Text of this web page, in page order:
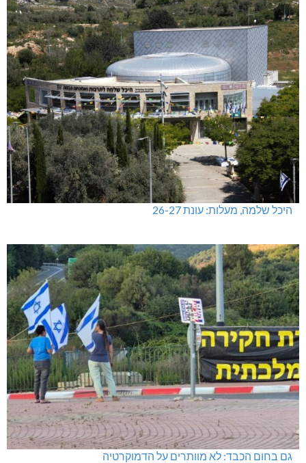
היכל שלמה, מעלות: עונת 26-27
גם בחום הכבד: לא מוותרים על הדמוקרטיה